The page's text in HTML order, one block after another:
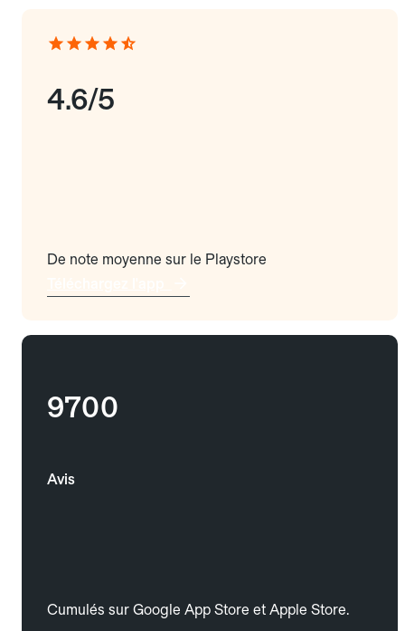
4.6/5
De note moyenne sur le Playstore
9700
Avis
Cumulés sur Google App Store et Apple Store.